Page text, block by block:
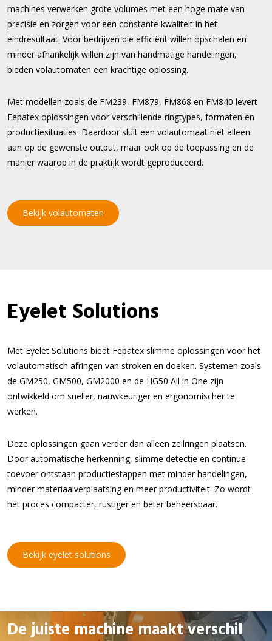
machines verwerken grote volumes met een hoge mate van
precisie en zorgen voor een constante kwaliteit in het
eindresultaat. Voor bedrijven die efficiënt willen opschalen en
minder afhankelijk willen zijn van handmatige handelingen,
bieden volautomaten een krachtige oplossing.
Met modellen zoals de FM239, FM879, FM868 en FM840 levert
Fepatex oplossingen voor verschillende ringtypes, formaten en
productiesituaties. Daardoor sluit een volautomaat niet alleen
aan op de gewenste output, maar ook op de toepassing en de
manier waarop in de praktijk wordt geproduceerd.
Bekijk volautomaten
Eyelet Solutions
Met Eyelet Solutions biedt Fepatex slimme oplossingen voor het
volautomatisch afringen van stroken en doeken. Systemen zoals
de GM250, GM500, GM2000 en de HG50 All in One zijn
ontwikkeld om sneller, nauwkeuriger en ergonomischer te
werken.
Deze oplossingen gaan verder dan alleen zeilringen plaatsen.
Door automatische herkenning, slimme detectie en continue
toevoer ontstaan productiestappen met minder handelingen,
minder materiaalverplaatsing en meer productiviteit. Zo wordt
het proces compacter, rustiger en beter beheersbaar.
Bekijk eyelet solutions
De juiste machine maakt verschil